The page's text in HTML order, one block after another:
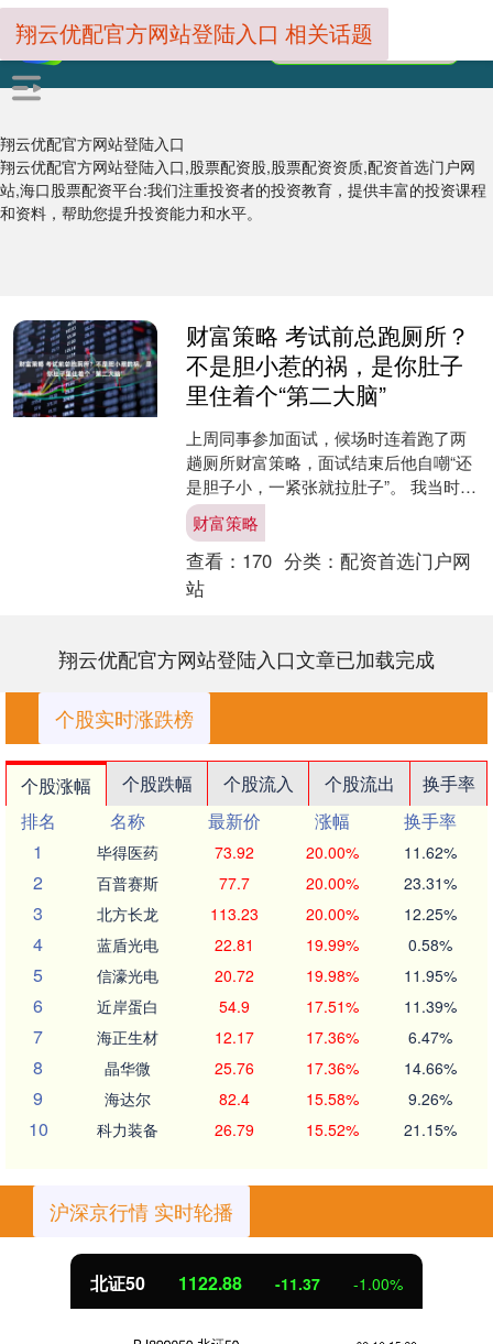
翔云优配官方网站登陆入口
翔云优配官方网站登陆入口,股票配资股,股票配资资质,配资首选门户网
站,海口股票配资平台:我们注重投资者的投资教育，提供丰富的投资课程
和资料，帮助您提升投资能力和水平。
翔云优配官方网站登陆入口 相关话题
财富策略 考试前总跑厕所？
不是胆小惹的祸，是你肚子
里住着个“第二大脑”
上周同事参加面试，候场时连着跑了两
趟厕所财富策略，面试结束后他自嘲“还
是胆子小，一紧张就拉肚子”。 我当时就
想跟他说，这事儿真不是“胆小”能背的
锅，大概率是身体....
财富策略
查看： 170 分类： 配资首选门户网
站
翔云优配官方网站登陆入口文章已加载完成
个股实时涨跌榜
个股涨幅 个股跌幅 个股流入 个股流出
换手率
排名
名称 最新价 涨幅
换手率
1
毕得医药 73.92 20.00% 11.62%
2 百普赛斯 77.7 20.00% 23.31%
3 北方长龙 113.23 20.00% 12.25%
4 蓝盾光电 22.81 19.99% 0.58%
5 信濠光电 20.72 19.98% 11.95%
6 近岸蛋白 54.9 17.51% 11.39%
7 海正生材 12.17 17.36% 6.47%
8 晶华微 25.76 17.36% 14.66%
9 海达尔 82.4 15.58% 9.26%
10 科力装备 26.79 15.52% 21.15%
沪深京行情 实时轮播
北证50 1122.88 -11.37 -1.00%